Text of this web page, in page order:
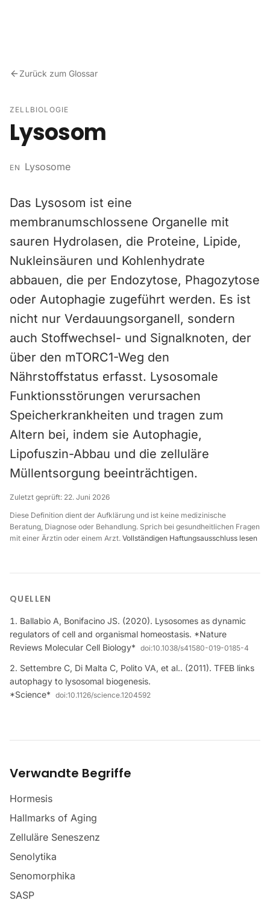
Zurück zum Glossar
ZELLBIOLOGIE
Lysosom
EN Lysosome
Das Lysosom ist eine
membranumschlossene Organelle mit
sauren Hydrolasen, die Proteine, Lipide,
Nukleinsäuren und Kohlenhydrate
abbauen, die per Endozytose, Phagozytose
oder Autophagie zugeführt werden. Es ist
nicht nur Verdauungsorganell, sondern
auch Stoffwechsel- und Signalknoten, der
über den mTORC1-Weg den
Nährstoffstatus erfasst. Lysosomale
Funktionsstörungen verursachen
Speicherkrankheiten und tragen zum
Altern bei, indem sie Autophagie,
Lipofuszin-Abbau und die zelluläre
Müllentsorgung beeinträchtigen.
Zuletzt geprüft: 22. Juni 2026
Diese Definition dient der Aufklärung und ist keine medizinische
Beratung, Diagnose oder Behandlung. Sprich bei gesundheitlichen Fragen
mit einer Ärztin oder einem Arzt. Vollständigen Haftungsausschluss lesen
QUELLEN
Ballabio A, Bonifacino JS. (2020). Lysosomes as dynamic
regulators of cell and organismal homeostasis. *Nature
Reviews Molecular Cell Biology* doi:10.1038/s41580-019-0185-4
Settembre C, Di Malta C, Polito VA, et al.. (2011). TFEB links
autophagy to lysosomal biogenesis.
*Science* doi:10.1126/science.1204592
Verwandte Begriffe
Hormesis
Hallmarks of Aging
Zelluläre Seneszenz
Senolytika
Senomorphika
SASP